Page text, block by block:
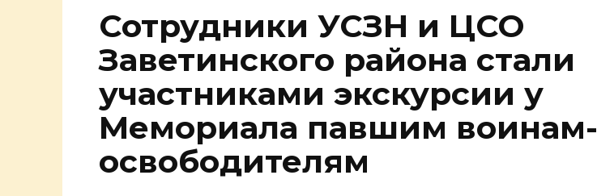
Сотрудники УСЗН и ЦСО
Заветинского района стали
участниками экскурсии у
Мемориала павшим воинам-
освободителям